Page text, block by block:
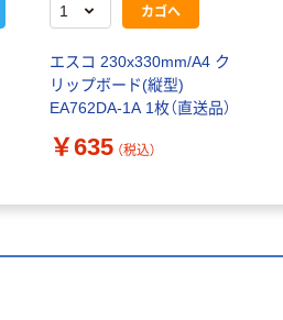
カゴへ
エスコ 230x330mm/A4 ク
リップボード(縦型)
EA762DA-1A 1枚（直送品）
￥635 （税込）